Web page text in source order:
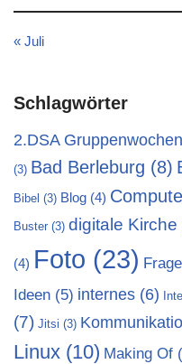
« Juli
Schlagwörter
2.DSA
(3) Bad Berleburg (8)
Bibel (3) Blog (4)
Buster (3) digitale Kirche
(4) Foto (23)
Ideen (5) internes (6)
(7) Jitsi (3)
Linux (10) Making Of